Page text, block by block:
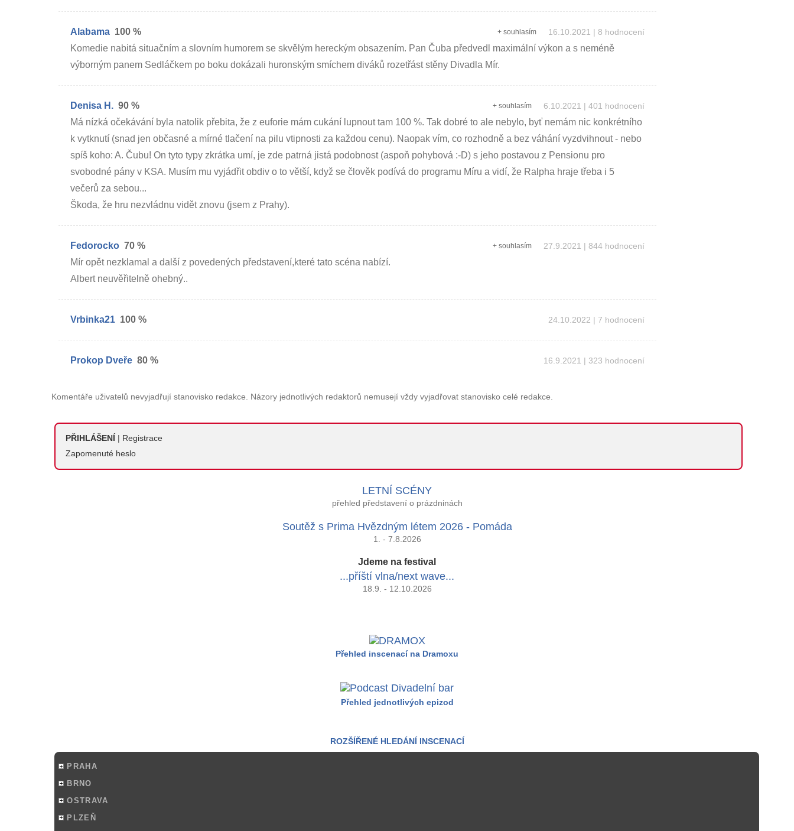
Alabama100 % 16.10.2021 | 8 hodnocení
+ souhlasím
Komedie nabitá situačním a slovním humorem se skvělým hereckým obsazením. Pan Čuba předvedl maximální výkon a s neméně
výborným panem Sedláčkem po boku dokázali huronským smíchem diváků rozetřást stěny Divadla Mír.
Denisa H.90 % 6.10.2021 | 401 hodnocení
+ souhlasím
Má nízká očekávání byla natolik přebita, že z euforie mám cukání lupnout tam 100 %. Tak dobré to ale nebylo, byť nemám nic konkrétního
k vytknutí (snad jen občasné a mírné tlačení na pilu vtipnosti za každou cenu). Naopak vím, co rozhodně a bez váhání vyzdvihnout - nebo
spíš koho: A. Čubu! On tyto typy zkrátka umí, je zde patrná jistá podobnost (aspoň pohybová :-D) s jeho postavou z Pensionu pro
svobodné pány v KSA. Musím mu vyjádřit obdiv o to větší, když se člověk podívá do programu Míru a vidí, že Ralpha hraje třeba i 5
večerů za sebou...
Škoda, že hru nezvládnu vidět znovu (jsem z Prahy).
Fedorocko70 % 27.9.2021 | 844 hodnocení
+ souhlasím
Mír opět nezklamal a další z povedených představení,které tato scéna nabízí.
Albert neuvěřitelně ohebný..
Vrbinka21100 % 24.10.2022 | 7 hodnocení
Prokop Dveře80 % 16.9.2021 | 323 hodnocení
Komentáře uživatelů nevyjadřují stanovisko redakce. Názory jednotlivých redaktorů nemusejí vždy vyjadřovat stanovisko celé redakce.
PŘIHLÁŠENÍ
Registrace
Zapomenuté heslo
LETNÍ SCÉNY
přehled představení o prázdninách
Soutěž s Prima Hvězdným létem 2026 - Pomáda
1. - 7.8.2026
Jdeme na festival
...příští vlna/next wave...
18.9. - 12.10.2026
Přehled inscenací na Dramoxu
Přehled jednotlivých epizod
ROZŠÍŘENÉ HLEDÁNÍ INSCENACÍ
PRAHA
BRNO
OSTRAVA
PLZEŇ